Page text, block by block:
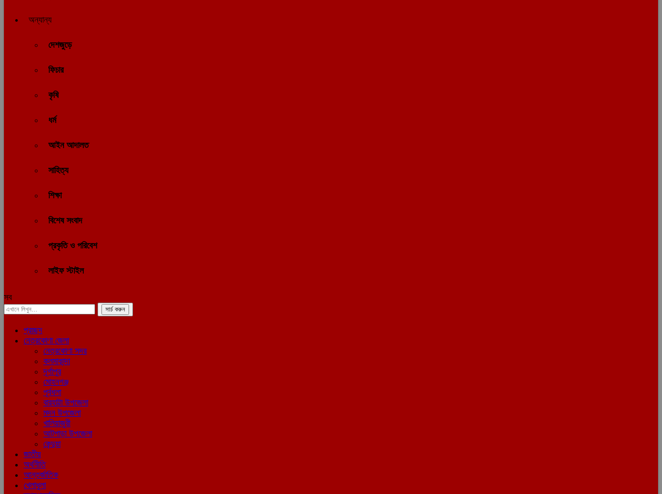
অন্যান্য
দেশজুড়ে
ফিচার
কৃষি
ধর্ম
আইন আদালত
সাহিত্য
শিক্ষা
বিশেষ সংবাদ
প্রকৃতি ও পরিবেশ
লাইফ স্টাইল
সব
প্রচ্ছদ
নেত্রকোণা জেলা
নেত্রকোণা সদর
কলমাকান্দা
দূর্গাপুর
মোহনগঞ্জ
পূর্বধলা
বারহাট্টা উপজেলা
মদন উপজেলা
খালিয়াজুরী
আটপাড়া উপজেলা
কেন্দুয়া
জাতীয়
অর্থনীতি
আন্তর্জাতিক
খেলাধুলা